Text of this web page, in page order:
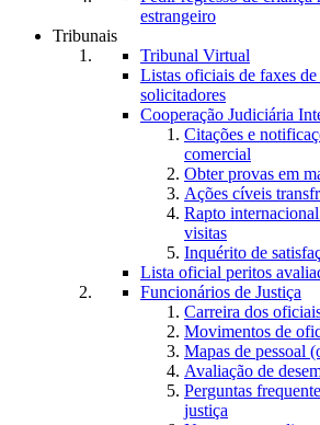
estrangeiro
Tribunais
Tribunal Virtual
Listas oficiais de faxes
solicitadores
Cooperação Judiciária
Citações e
comercial
Obter provas em
Ações cíveis
Rapto
visitas
Inquérito de
Lista oficial peritos
Funcionários de Justiça
Carreira dos
Movimentos de
Mapas de pessoal
Avaliação de
Perguntas
justiça